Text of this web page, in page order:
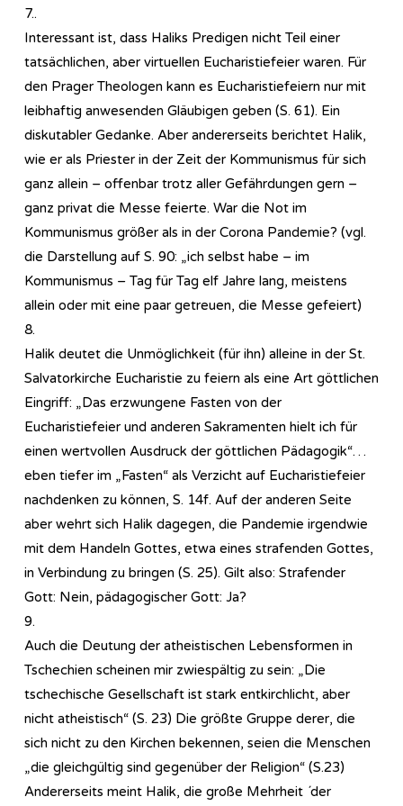
7..
Interessant ist, dass Haliks Predigen nicht Teil einer
tatsächlichen, aber virtuellen Eucharistiefeier waren. Für
den Prager Theologen kann es Eucharistiefeiern nur mit
leibhaftig anwesenden Gläubigen geben (S. 61). Ein
diskutabler Gedanke. Aber andererseits berichtet Halik,
wie er als Priester in der Zeit der Kommunismus für sich
ganz allein – offenbar trotz aller Gefährdungen gern –
ganz privat die Messe feierte. War die Not im
Kommunismus größer als in der Corona Pandemie? (vgl.
die Darstellung auf S. 90: „ich selbst habe – im
Kommunismus – Tag für Tag elf Jahre lang, meistens
allein oder mit eine paar getreuen, die Messe gefeiert)
8.
Halik deutet die Unmöglichkeit (für ihn) alleine in der St.
Salvatorkirche Eucharistie zu feiern als eine Art göttlichen
Eingriff: „Das erzwungene Fasten von der
Eucharistiefeier und anderen Sakramenten hielt ich für
einen wertvollen Ausdruck der göttlichen Pädagogik“…
eben tiefer im „Fasten“ als Verzicht auf Eucharistiefeier
nachdenken zu können, S. 14f. Auf der anderen Seite
aber wehrt sich Halik dagegen, die Pandemie irgendwie
mit dem Handeln Gottes, etwa eines strafenden Gottes,
in Verbindung zu bringen (S. 25). Gilt also: Strafender
Gott: Nein, pädagogischer Gott: Ja?
9.
Auch die Deutung der atheistischen Lebensformen in
Tschechien scheinen mir zwiespältig zu sein: „Die
tschechische Gesellschaft ist stark entkirchlicht, aber
nicht atheistisch“ (S. 23) Die größte Gruppe derer, die
sich nicht zu den Kirchen bekennen, seien die Menschen
„die gleichgültig sind gegenüber der Religion“ (S.23)
Andererseits meint Halik, die große Mehrheit ´der